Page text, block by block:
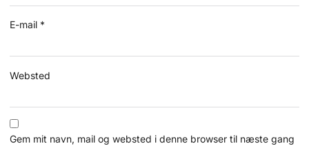
E-mail *
Websted
Gem mit navn, mail og websted i denne browser til næste gang